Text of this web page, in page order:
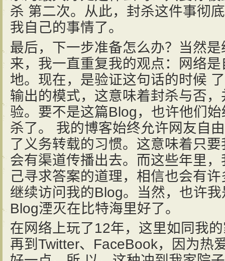
杀 第二次。从此，封杀这件事彻
我自己的事情了。
最后，下一步准备怎么办？当然
来，我一直重复我的观点：网络
地。现在，是验证这句话的时候
输出的模式，这意味着封杀与否
验。要不是这篇Blog，也许他们
杀了。 我的博客始终允许网友自
了义务转载的习惯。这意味着只
会有渠道传播出去。而这些年里
己寻求答案的道理，相信也会有
继续访问我的Blog。当然，也许
Blog湮灭在比特海里好了。
在网络上玩了12年，这里如同我
再到Twitter、FaceBook，因为热